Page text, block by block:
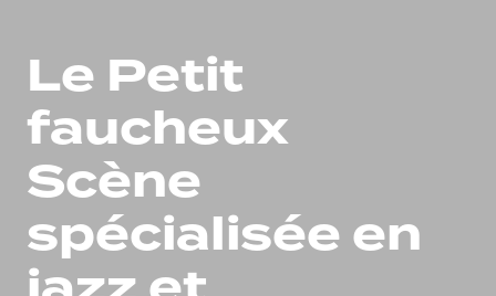
Le Petit
faucheux
Scène
spécialisée en